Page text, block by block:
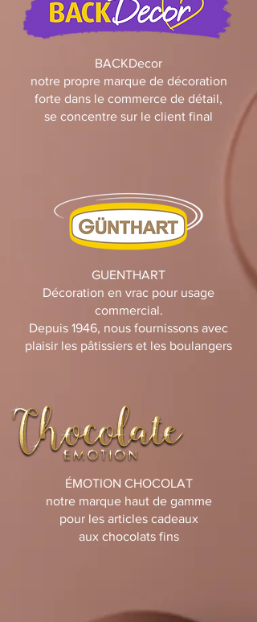
BACKDecor
notre propre marque de décoration
forte dans le commerce de détail,
se concentre sur le client final
GUENTHART
Décoration en vrac pour usage
commercial.
Depuis 1946, nous fournissons avec
plaisir les pâtissiers et les boulangers
ÉMOTION CHOCOLAT
notre marque haut de gamme
pour les articles cadeaux
aux chocolats fins